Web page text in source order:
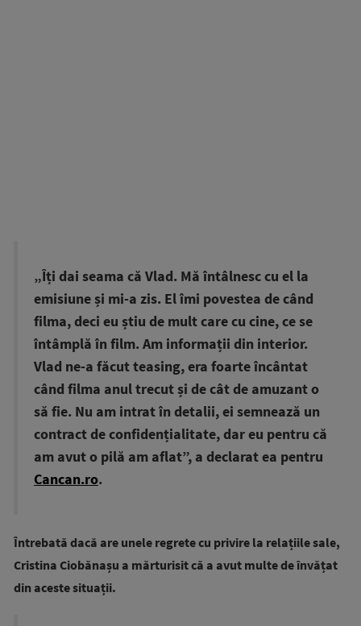
„Îți dai seama că Vlad. Mă întâlnesc cu el la
emisiune și mi-a zis. El îmi povestea de când
filma, deci eu știu de mult care cu cine, ce se
întâmplă în film. Am informații din interior.
Vlad ne-a făcut teasing, era foarte încântat
când filma anul trecut și de cât de amuzant o
să fie. Nu am intrat în detalii, ei semnează un
contract de confidențialitate, dar eu pentru că
am avut o pilă am aflat”, a declarat ea pentru
Cancan.ro.
Întrebată dacă are unele regrete cu privire la relațiile sale,
Cristina Ciobănașu a mărturisit că a avut multe de învățat
din aceste situații.